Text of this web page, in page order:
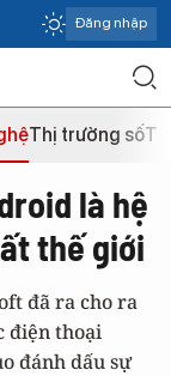
Đăng nhập
Thị trường số
là hệ
thế giới
đã ra cho ra
điện thoại
đánh dấu sự